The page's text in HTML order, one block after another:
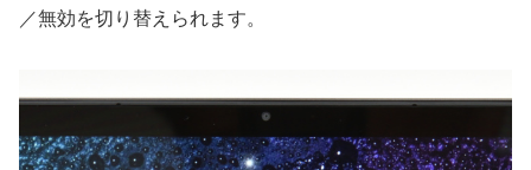
／無効を切り替えられます。